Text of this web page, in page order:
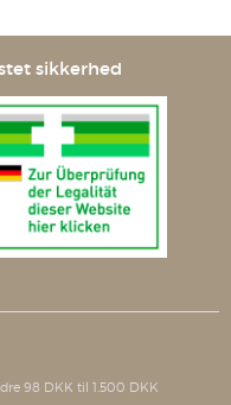
sikkerhed
98 DKK til 1.500 DKK